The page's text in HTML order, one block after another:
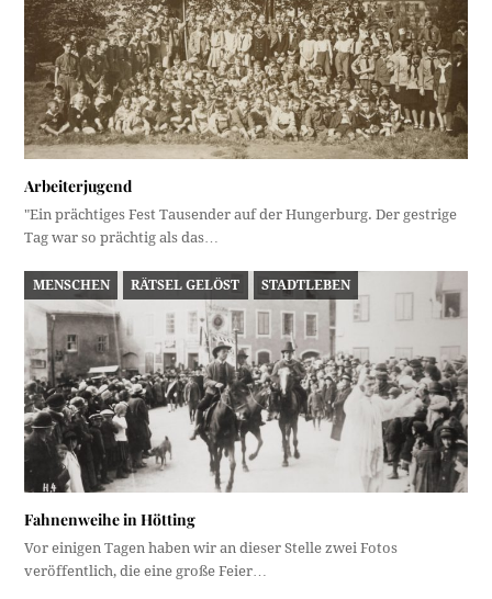
Arbeiterjugend
"Ein prächtiges Fest Tausender auf der Hungerburg. Der gestrige
Tag war so prächtig als das…
MENSCHEN RÄTSEL GELÖST STADTLEBEN
Fahnenweihe in Hötting
Vor einigen Tagen haben wir an dieser Stelle zwei Fotos
veröffentlich, die eine große Feier…